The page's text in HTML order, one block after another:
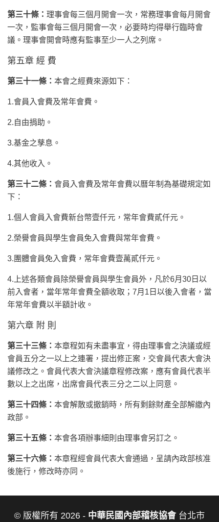
第三十條： 理事會每三個月開會一次，常務理事會每月開會
一次，監事會每三個月開會一次，必要時均得舉行臨時會
議。理事會開會時應有監事至少一人之列席。
第五章 經 費
第三十一條： 本會之經費來源如下：
1.會員入會費及常年會費。
2.自由捐助。
3.基金之孳息。
4.其他收入。
第三十二條： 會員入會費及常年會費以曆年制為基礎規定如
下：
1.個人會員入會費新台幣壹仟元，常年會費貳仟元。
2.榮譽會員與學生會員免入會費與常年會費。
3.團體會員免入會費，常年會費壹萬貳仟元。
4.上述各類會員除榮譽會員與學生會員外，凡於6月30日以
前入會者，當年常年會費全額收取；7月1日以後入會者，當
年常年會費以半額計收。
第六章 附 則
第三十三條： 本章程如有未盡事宜，得由理事會之決議或經
會員五分之一以上之連署，提出修正案，交會員代表大會決
議修改之。會員代表大會決議章程修改案，應有會員代表半
數以上之出席，出席會員代表三分之二以上同意。
第三十四條： 本會解散或撤銷時，所有剩餘財產全部解繳內
政部。
第三十五條： 本會各項辦事細則由理事會另訂之。
第三十六條： 本章程經會員代表大會通過，呈請內政部核准
後施行，修改時亦同。
© 版權所有 2026 - 中華民國內部稽核協會台北市